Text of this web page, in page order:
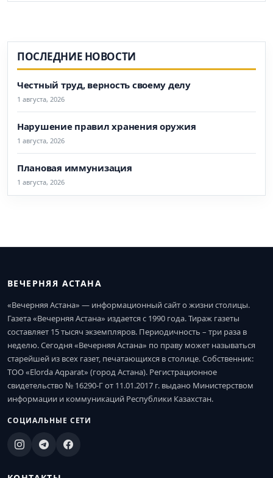
ПОСЛЕДНИЕ НОВОСТИ
Честный труд, верность своему делу
1 августа, 2026
Нарушение правил хранения оружия
1 августа, 2026
Плановая иммунизация
1 августа, 2026
ВЕЧЕРНЯЯ АСТАНА
«Вечерняя Астана» — информационный сайт о жизни столицы.
Газета «Вечерняя Астана» издается с 1990 года. Тираж газеты
составляет 15 тысяч экземпляров. Периодичность – три раза в
неделю. Сегодня «Вечерняя Астана» по праву может называться
старейшей из всех газет, печатающихся в столице. Собственник:
ТОО «Elorda Aqparat» (город Астана). Регистрационное
свидетельство № 16290-Г от 11.01.2017 г. выдано Министерством
информации и коммуникаций Республики Казахстан.
СОЦИАЛЬНЫЕ СЕТИ